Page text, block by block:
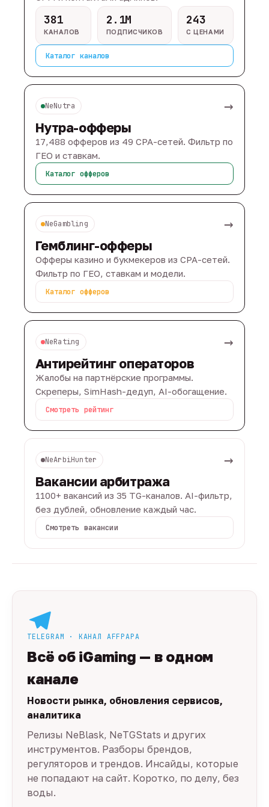
381
КАНАЛОВ
2.1M
ПОДПИСЧИКОВ
243
С ЦЕНАМИ
Каталог каналов
NeNutra →
Нутра-офферы
17,488 офферов из 49 CPA-сетей. Фильтр по
ГЕО и ставкам.
Каталог офферов
NeGambling →
Гемблинг-офферы
Офферы казино и букмекеров из CPA-сетей.
Фильтр по ГЕО, ставкам и модели.
Каталог офферов
NeRating →
Антирейтинг операторов
Жалобы на партнёрские программы.
Скреперы, SimHash-дедуп, AI-обогащение.
Смотреть рейтинг
NeArbiHunter →
Вакансии арбитража
1100+ вакансий из 35 TG-каналов. AI-фильтр,
без дублей, обновление каждый час.
Смотреть вакансии
TELEGRAM · КАНАЛ AFFPAPA
Всё об iGaming — в одном
канале
Новости рынка, обновления сервисов,
аналитика
Релизы NeBlask, NeTGStats и других
инструментов. Разборы брендов,
регуляторов и трендов. Инсайды, которые
не попадают на сайт. Коротко, по делу, без
воды.